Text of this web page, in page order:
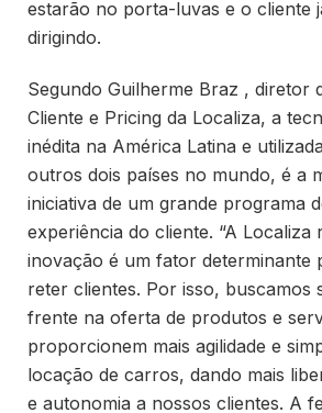
estarão no porta-luvas e o cliente
dirigindo.
Segundo Guilherme Braz , diretor
Cliente e Pricing da Localiza, a
inédita na América Latina e
outros dois países no mundo, é a
iniciativa de um grande programa
experiência do cliente. “A Localiza
inovação é um fator determinante
reter clientes. Por isso, buscamos
frente na oferta de produtos e
proporcionem mais agilidade e
locação de carros, dando mais
e autonomia a nossos clientes. A